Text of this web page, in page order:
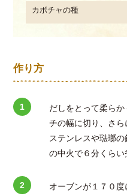
カボチャの種
作り方
だしをとって柔ら
チの幅に切り、さら
ステンレスや琺瑯
の中火で６分くらい
オーブンが１７０度